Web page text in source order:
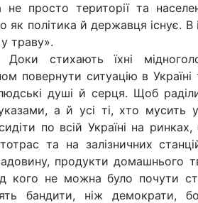
не просто території та
як політика й державця існує. В
у траву».
Доки стихають їхні
повернути ситуацію в Україні
душі й серця. Щоб раділи
а й усі ті, хто мусить
по всій Україні на ринках,
та на залізничних
продукти домашнього
кого не можна було почути
бандити, ніж демократи,